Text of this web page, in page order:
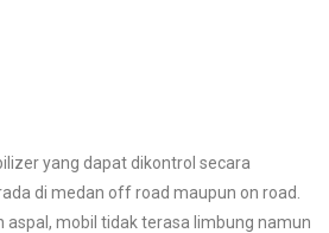
yang dapat dikontrol secara
di medan off road maupun on road.
aspal, mobil tidak terasa limbung namun